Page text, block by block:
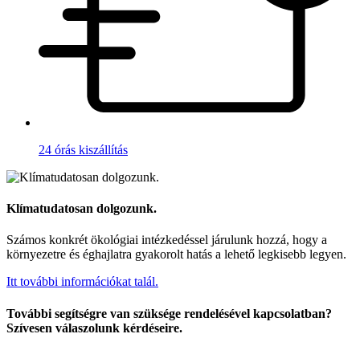
24 órás kiszállítás
Klímatudatosan dolgozunk.
Számos konkrét ökológiai intézkedéssel járulunk hozzá, hogy a
környezetre és éghajlatra gyakorolt hatás a lehető legkisebb legyen.
Itt további információkat talál.
További segítségre van szüksége rendelésével kapcsolatban?
Szívesen válaszolunk kérdéseire.